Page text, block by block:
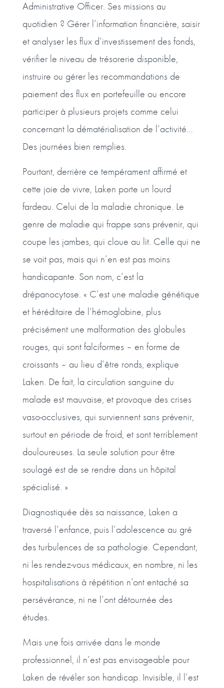
Administrative Officer. Ses missions au
quotidien ? Gérer l’information financière, saisir
et analyser les flux d’investissement des fonds,
vérifier le niveau de trésorerie disponible,
instruire ou gérer les recommandations de
paiement des flux en portefeuille ou encore
participer à plusieurs projets comme celui
concernant la dématérialisation de l’activité…
Des journées bien remplies.
Pourtant, derrière ce tempérament affirmé et
cette joie de vivre, Laken porte un lourd
fardeau. Celui de la maladie chronique. Le
genre de maladie qui frappe sans prévenir, qui
coupe les jambes, qui cloue au lit. Celle qui ne
se voit pas, mais qui n’en est pas moins
handicapante. Son nom, c’est la
drépanocytose. « C’est une maladie génétique
et héréditaire de l’hémoglobine, plus
précisément une malformation des globules
rouges, qui sont falciformes – en forme de
croissants – au lieu d’être ronds, explique
Laken. De fait, la circulation sanguine du
malade est mauvaise, et provoque des crises
vaso-occlusives, qui surviennent sans prévenir,
surtout en période de froid, et sont terriblement
douloureuses. La seule solution pour être
soulagé est de se rendre dans un hôpital
spécialisé. »
Diagnostiquée dès sa naissance, Laken a
traversé l’enfance, puis l’adolescence au gré
des turbulences de sa pathologie. Cependant,
ni les rendez-vous médicaux, en nombre, ni les
hospitalisations à répétition n’ont entaché sa
persévérance, ni ne l’ont détournée des
études.
Mais une fois arrivée dans le monde
professionnel, il n’est pas envisageable pour
Laken de révéler son handicap. Invisible, il l’est